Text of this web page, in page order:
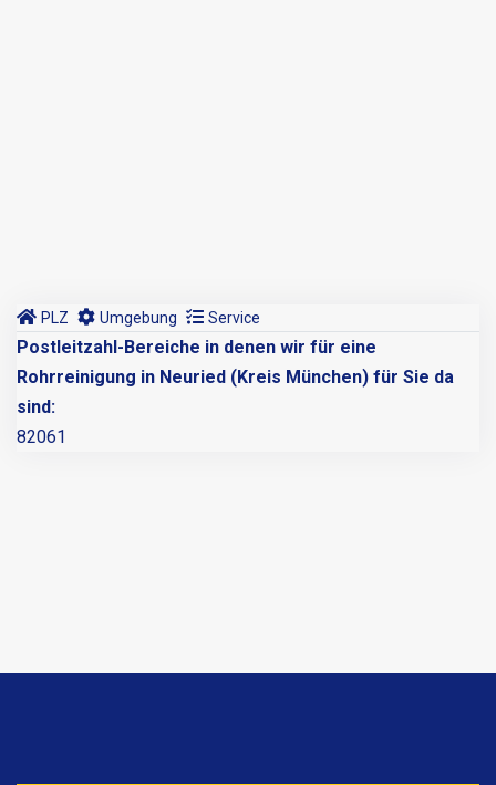
PLZ Umgebung Service
Postleitzahl-Bereiche in denen wir für eine
Rohrreinigung in Neuried (Kreis München) für Sie da
sind:
82061